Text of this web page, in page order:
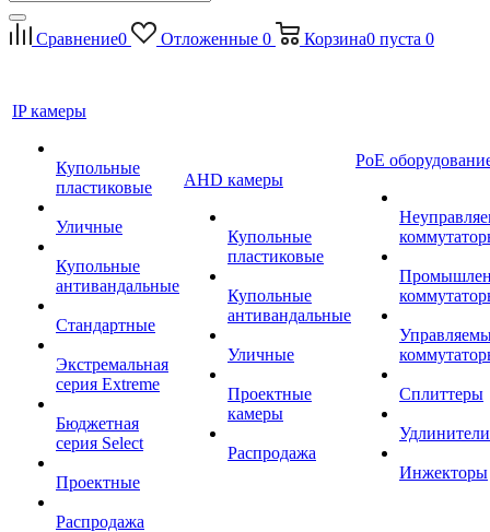
Сравнение0 Отложенные 0 Корзина0 пуста 0
IP камеры
Купольные
пластиковые
Уличные
Купольные
антивандальные
Стандартные
Экстремальная
серия Extreme
Бюджетная
серия Select
Проектные
Распродажа
AHD камеры
Купольные
пластиковые
Купольные
антивандальные
Уличные
Проектные
камеры
Распродажа
PoE
Сплиттеры
Удлинители
Инжекторы